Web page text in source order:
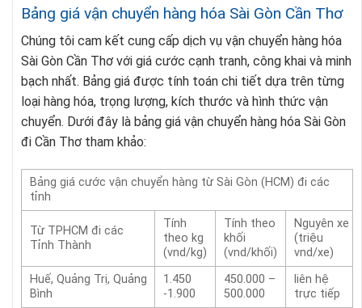
Bảng giá vận chuyển hàng hóa Sài Gòn Cần Thơ
Chúng tôi cam kết cung cấp dịch vụ vận chuyển hàng hóa
Sài Gòn Cần Thơ với giá cước cạnh tranh, công khai và minh
bạch nhất. Bảng giá được tính toán chi tiết dựa trên từng
loại hàng hóa, trọng lượng, kích thước và hình thức vận
chuyển. Dưới đây là bảng giá vận chuyển hàng hóa Sài Gòn
đi Cần Thơ tham khảo:
Bảng giá cước vận chuyển hàng từ Sài Gòn (HCM) đi các
tỉnh
Từ TPHCM đi các
Tỉnh Thành
Tính
theo kg
(vnd/kg)
Tính theo
khối
(vnd/khối)
Nguyên xe
(triệu
vnd/xe)
Huế, Quảng Trị, Quảng
Bình
1.450
-1.900
450.000 –
500.000
liên hệ
trực tiếp